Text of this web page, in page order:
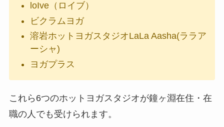
loIve（ロイブ）
ビクラムヨガ
溶岩ホットヨガスタジオLaLa Aasha(ララア
ーシャ)
ヨガプラス
これら6つのホットヨガスタジオが鐘ヶ淵在住・在
職の人でも受けられます。